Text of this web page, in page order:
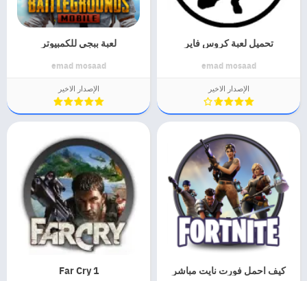
تحميل لعبة كروس فاير
emad mosaad
الإصدار الاخير
لعبة ببجي للكمبيوتر
emad mosaad
الإصدار الاخير
كيف احمل فورت نايت مباشر Far Cry 1